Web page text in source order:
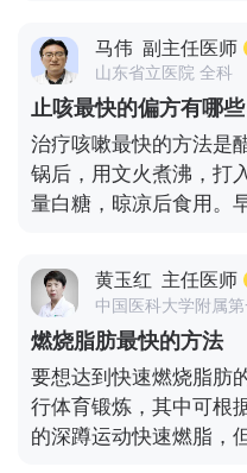
目。评估病原体，并根
法。例如，如果患者被
霉素、阿奇霉素和其他
者感染了病毒，需要使
染了非典型致病菌，通
红霉素等。当然，在治
马伟 副主任医师
山东省立医院 全科
止咳最快的偏方有哪些
治疗咳嗽最快的方法是
锅后，用文火煮沸，打
量白糖，晾凉后食用。
枣，蜂蜜，5片白萝卜
用适量的水煮沸3分钟
沸，在温热时喝，每天
一定要吃清淡的食物，
温开水，注意休息。如
医院检查是什么原因导
黄玉红 主任医师
中国医科大学附属
燃烧脂肪最快的方法
要想达到快速燃烧脂肪
行体育锻炼，其中可根
的深蹲运动快速燃脂，